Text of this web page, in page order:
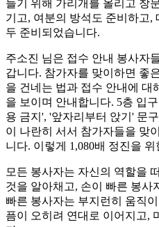
들기 위해 가리개를 올리고 창
기고, 여분의 방석도 준비하고,
두 준비되었습니다.
주소진 님은 접수 안내 봉사자
갑니다. 참가자를 맞이하면 좋
을 건네는 법과 접수 안내에 대
을 보이며 안내합니다. 5층 입
용 금지', '앞자리부터 앉기' 문
이 나란히 서서 참가자들을 맞
니다. 이렇게 1,080배 정진을
모든 봉사자는 자신의 역할을
것을 알아채고, 손이 빠른 봉사
빠른 봉사자는 부지런히 움직
픔이 오히려 연대로 이어지고,